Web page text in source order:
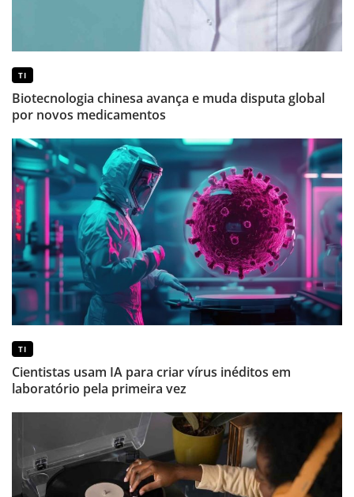
TI
Biotecnologia chinesa avança e muda disputa global
por novos medicamentos
TI
Cientistas usam IA para criar vírus inéditos em
laboratório pela primeira vez